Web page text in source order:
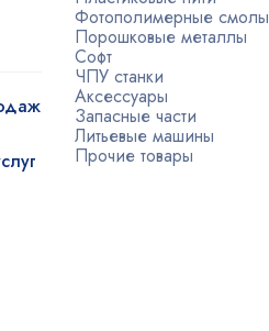
Фотополимерные смолы
Порошковые металлы
Софт
ЧПУ станки
Аксессуары
Запасные части
Литьевые машины
Прочие товары